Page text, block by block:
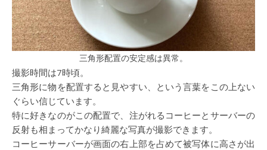
三角形配置の安定感は異常。
撮影時間は7時頃。
三角形に物を配置すると見やすい、という言葉をこの上ない
ぐらい信じています。
特に好きなのがこの配置で、注がれるコーヒーとサーバーの
反射も相まってかなり綺麗な写真が撮影できます。
コーヒーサーバーが画面の右上部を占めて被写体に高さが出